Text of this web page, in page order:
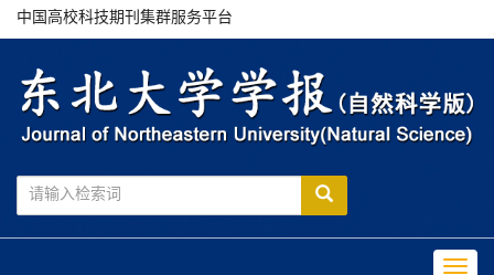
中国高校科技期刊集群服务平台